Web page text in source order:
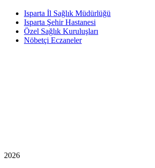
Isparta İl Sağlık Müdürlüğü
Isparta Şehir Hastanesi
Özel Sağlık Kuruluşları
Nöbetçi Eczaneler
2026